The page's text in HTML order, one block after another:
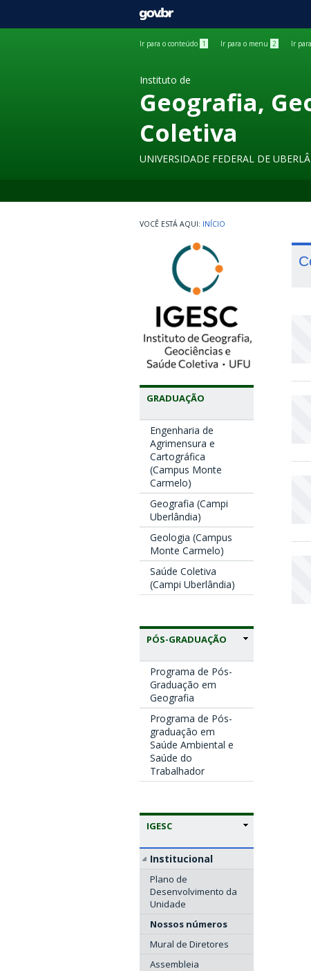
GOVBR
Ir para o conteúdo 1 Ir para o menu 2 Ir
Instituto de
Geografia,
Coletiva
UNIVERSIDADE FEDERAL DE
INÍCIO
GRADUAÇÃO
Engenharia de
Agrimensura e
Cartográfica
(Campus Monte
Carmelo)
Geografia (Campi
Uberlândia)
Geologia (Campus
Monte Carmelo)
Saúde Coletiva
(Campi Uberlândia)
PÓS-GRADUAÇÃO
Programa de Pós-
Graduação em
Geografia
Programa de Pós-
graduação em
Saúde Ambiental e
Saúde do
Trabalhador
IGESC
Institucional
Plano de
Desenvolvimento da
Unidade
Nossos números
Mural de Diretores
Assembleia